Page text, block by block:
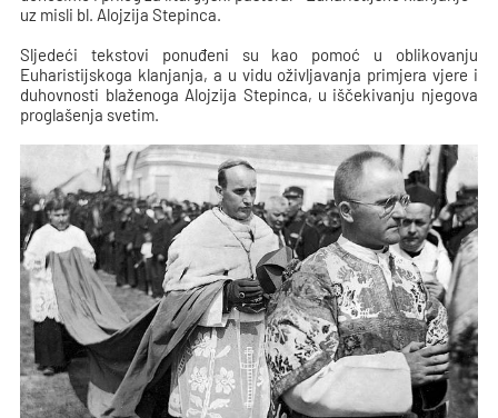
uz misli bl. Alojzija Stepinca.
Sljedeći tekstovi ponuđeni su kao pomoć u oblikovanju
Euharistijskoga klanjanja, a u vidu oživljavanja primjera vjere i
duhovnosti blaženoga Alojzija Stepinca, u iščekivanju njegova
proglašenja svetim.